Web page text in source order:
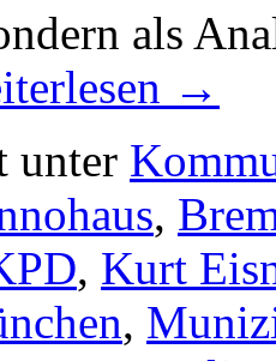
als
→
unter
,
, Kurt
,